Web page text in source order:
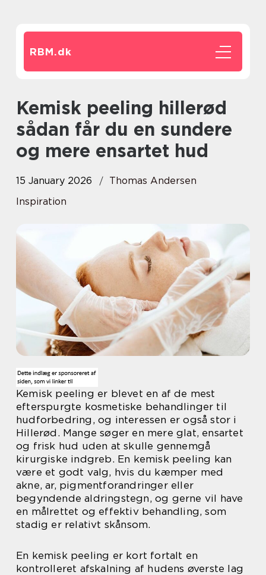
RBM.dk
Kemisk peeling hillerød
sådan får du en sundere
og mere ensartet hud
15 January 2026
Thomas Andersen
Inspiration
Kemisk peeling er blevet en af de mest
efterspurgte kosmetiske behandlinger til
hudforbedring, og interessen er også stor i
Hillerød. Mange søger en mere glat, ensartet
og frisk hud uden at skulle gennemgå
kirurgiske indgreb. En kemisk peeling kan
være et godt valg, hvis du kæmper med
akne, ar, pigmentforandringer eller
begyndende aldringstegn, og gerne vil have
en målrettet og effektiv behandling, som
stadig er relativt skånsom.
En kemisk peeling er kort fortalt en
kontrolleret afskalning af hudens øverste lag